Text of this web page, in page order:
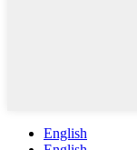
English